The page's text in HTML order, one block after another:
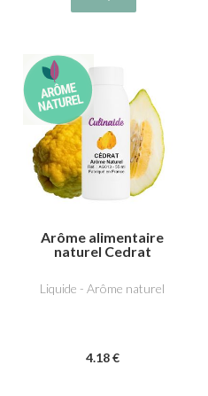
Arôme alimentaire
naturel Cedrat
Liquide - Arôme naturel
4.18 €